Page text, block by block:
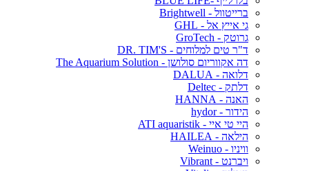
ברייטוול - Brightwell
גי אייץ אל - GHL
גרוטק - GroTech
ד"ר טים למלוחים - DR. TIM'S
דה אקווריום סולושן - The Aquarium Solution
דלואה - DALUA
דלתק - Deltec
האנה - HANNA
הידור - hydor
היי טי איי - ATI aquaristik
הילאה - HAILEA
וויניו - Weinuo
ויברנט - Vibrant